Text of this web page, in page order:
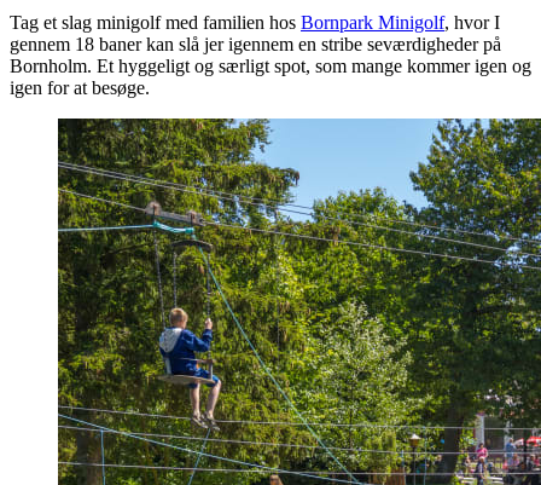
Tag et slag minigolf med familien hos Bornpark Minigolf, hvor I
gennem 18 baner kan slå jer igennem en stribe seværdigheder på
Bornholm. Et hyggeligt og særligt spot, som mange kommer igen og
igen for at besøge.